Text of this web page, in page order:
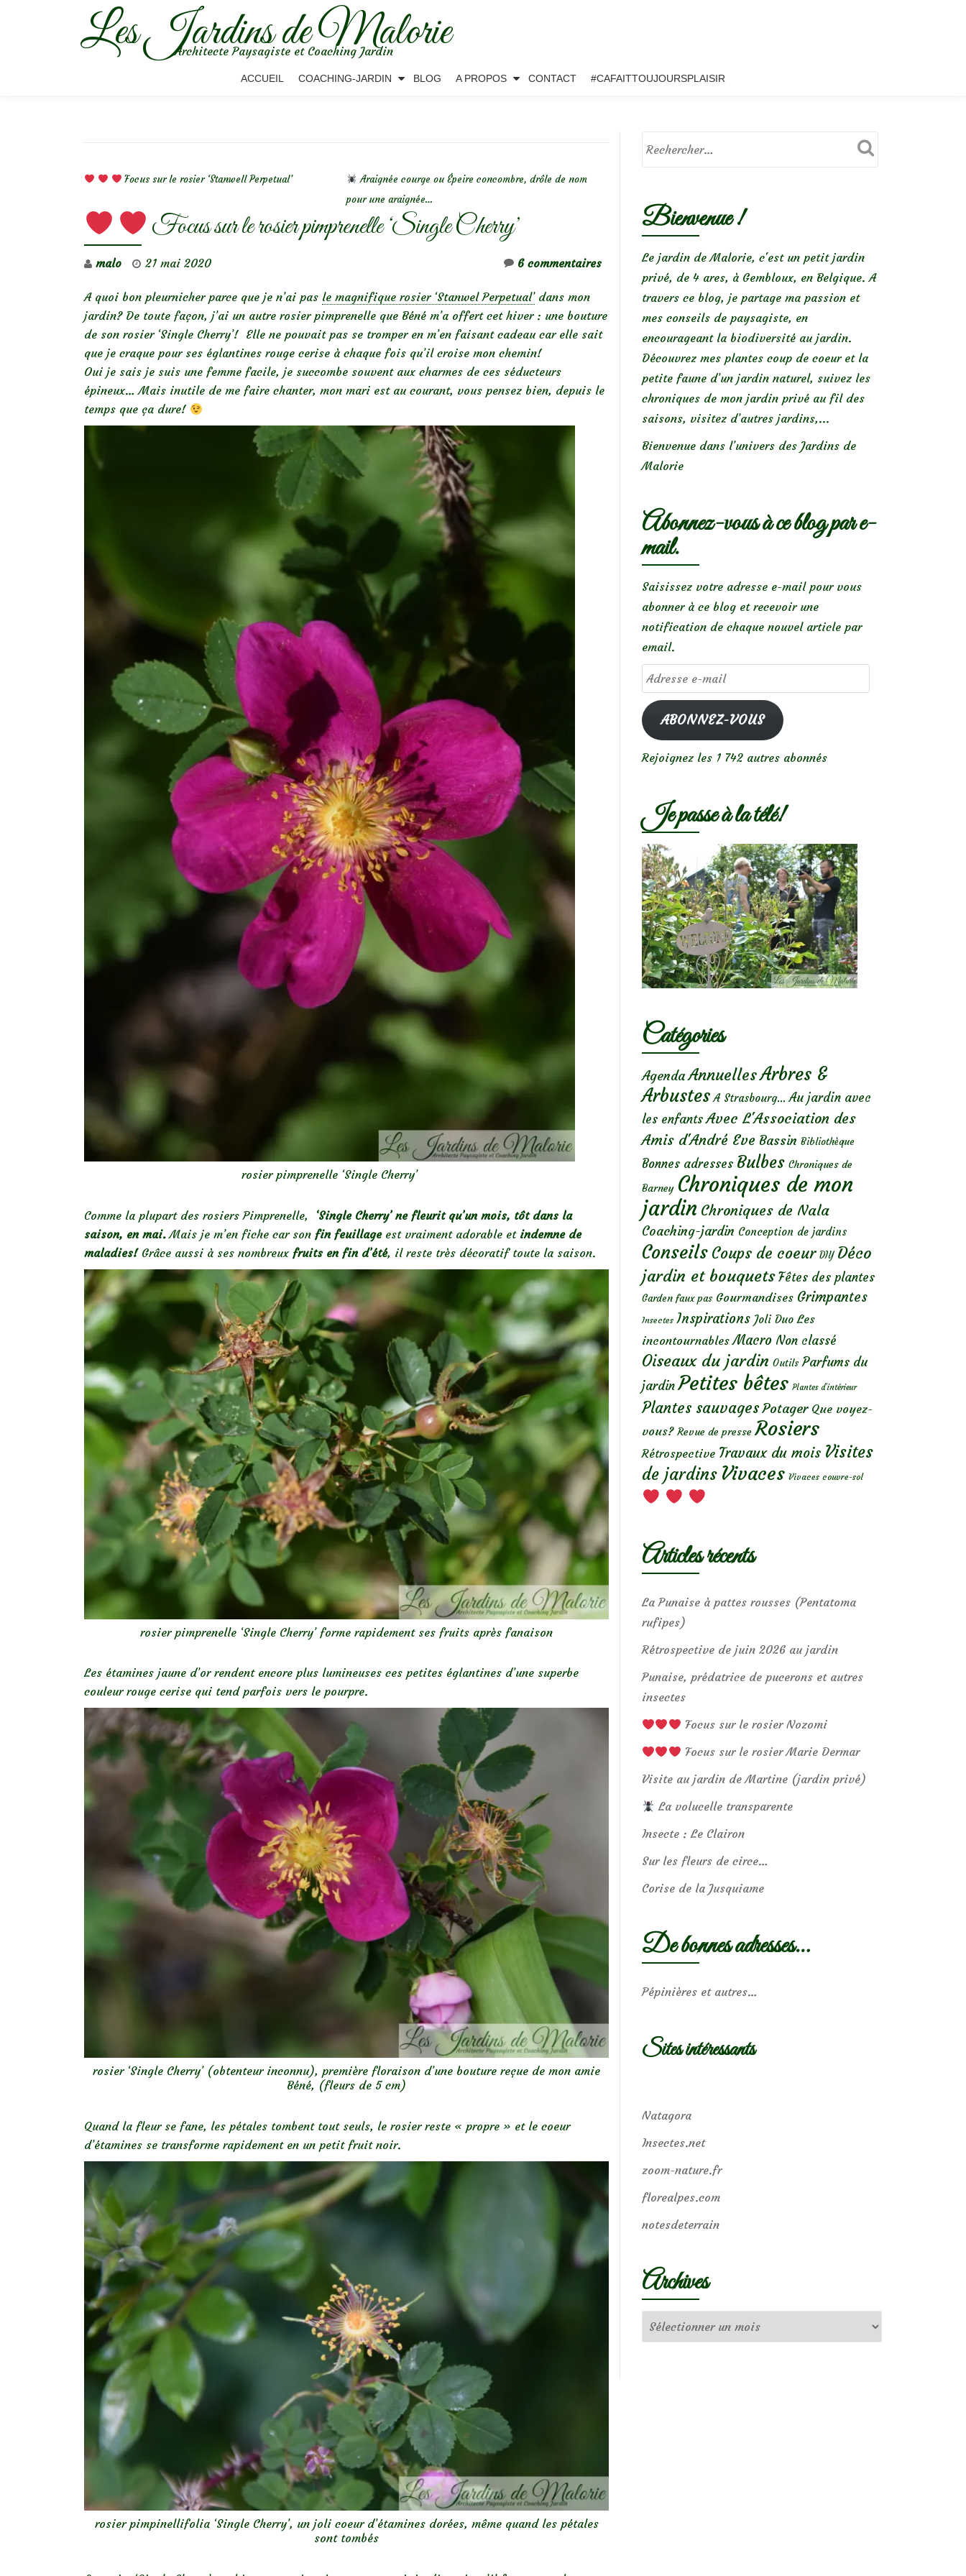
Les Jardins de Malorie
Architecte Paysagiste et Coaching Jardin
ACCUEIL COACHING-JARDIN BLOG A PROPOS CONTACT #CAFAITTOUJOURSPLAISIR
Focus sur le rosier ‘Stanwell Perpetual’
Araignée courge ou Épeire concombre, drôle de nom
pour une araignée…
Focus sur le rosier pimprenelle ‘Single Cherry’
malo 21 mai 2020 6 commentaires
A quoi bon pleurnicher parce que je n’ai pas le magnifique rosier ‘Stanwel Perpetual’dans mon
jardin? De toute façon, j’ai un autre rosier pimprenelle que Béné m’a offert cet hiver : une bouture
de son rosier ‘Single Cherry’! Elle ne pouvait pas se tromper en m’en faisant cadeau car elle sait
que je craque pour ses églantines rouge cerise à chaque fois qu’il croise mon chemin!
Oui je sais je suis une femme facile, je succombe souvent aux charmes de ces séducteurs
épineux… Mais inutile de me faire chanter, mon mari est au courant, vous pensez bien, depuis le
temps que ça dure!
rosier pimprenelle ‘Single Cherry’
Comme la plupart des rosiers Pimprenelle, ‘Single Cherry’ ne fleurit qu’un mois, tôt dans la
saison, en mai.Mais je m’en fiche car son fin feuillageest vraiment adorable etindemne de
maladies!Grâce aussi à ses nombreux fruits en fin d’été, il reste très décoratif toute la saison.
rosier pimprenelle ‘Single Cherry’ forme rapidement ses fruits après fanaison
Les étamines jaune d’or rendent encore plus lumineuses ces petites églantines d’une superbe
couleur rouge cerise qui tend parfois vers le pourpre.
rosier ‘Single Cherry’ (obtenteur inconnu), première floraison d’une bouture reçue de mon amie
Béné, (fleurs de 5 cm)
Quand la fleur se fane, les pétales tombent tout seuls, le rosier reste « propre » et le coeur
d’étamines se transforme rapidement en un petit fruit noir.
rosier pimpinellifolia ‘Single Cherry’, un joli coeur d’étamines dorées, même quand les pétales
sont tombés
Bienvenue !
Le jardin de Malorie, c'est un petit jardin
privé, de 4 ares, à Gembloux, en Belgique. A
travers ce blog, je partage ma passion et
mes conseils de paysagiste, en
encourageant la biodiversité au jardin.
Découvrez mes plantes coup de coeur et la
petite faune d’un jardin naturel, suivez les
chroniques de mon jardin privé au fil des
saisons, visitez d’autres jardins,...
Bienvenue dans l’univers des Jardins de
Malorie
Abonnez-vous à ce blog par e-
mail.
Saisissez votre adresse e-mail pour vous
abonner à ce blog et recevoir une
notification de chaque nouvel article par
email.
Adresse
e-
mailABONNEZ-VOUS
Rejoignez les 1 742 autres abonnés
Je passe à la télé!
Catégories
Agenda AnnuellesArbres &
Arbustes A Strasbourg... Au jardin avec
les enfants Avec L'Association des
Amis d'André Eve Bassin Bibliothèque
Bonnes adresses Bulbes Chroniques de
Barney Chroniques de mon
jardin Chroniques de Nala
Coaching-jardin Conception de jardins
Conseils Coups de coeur DIY Déco
jardin et bouquets Fêtes des plantes
Garden faux pas Gourmandises Grimpantes
Insectes Inspirations Joli Duo Les
incontournables Macro Non classé
Oiseaux du jardin Outils Parfums du
jardin Petites bêtes Plantes d’intérieur
Plantes sauvages Potager Que voyez-
vous? Revue de presse Rosiers
Rétrospective Travaux du mois Visites
de jardins Vivaces Vivaces couvre-sol
Articles récents
La Punaise à pattes rousses (Pentatoma
rufipes)
Rétrospective de juin 2026 au jardin
Punaise, prédatrice de pucerons et autres
insectes
Focus sur le rosier Nozomi
Focus sur le rosier Marie Dermar
Visite au jardin de Martine (jardin privé)
La volucelle transparente
Insecte : Le Clairon
Sur les fleurs de circe…
Corise de la Jusquiame
De bonnes adresses…
Pépinières et autres…
Sites intéressants
Natagora
Insectes.net
zoom-nature.fr
florealpes.com
notesdeterrain
Archives
Archives